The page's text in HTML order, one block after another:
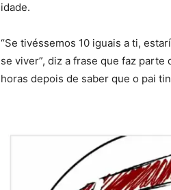
idade.
“Se tivéssemos 10 iguais a ti,
se viver”, diz a frase que faz
horas depois de saber que o pai